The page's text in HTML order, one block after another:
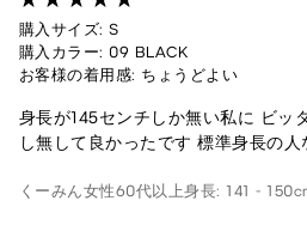
購入サイズ: S
購入カラー: 09 BLACK
お客様の着用感: ちょうどよい
身長が145センチしか無い私に ビッ
し無して良かったです 標準身長の
くーみん女性60代以上身長: 141 -